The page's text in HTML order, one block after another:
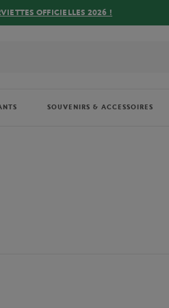
OFFICIELLES 2026 !
SOUVENIRS & ACCESSOIRES